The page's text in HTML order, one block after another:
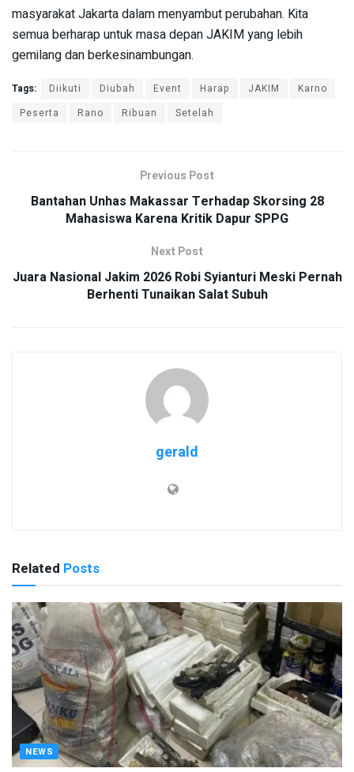
masyarakat Jakarta dalam menyambut perubahan. Kita
semua berharap untuk masa depan JAKIM yang lebih
gemilang dan berkesinambungan.
Tags: Diikuti Diubah Event Harap JAKIM
Karno
Peserta
Rano Ribuan Setelah
Previous Post
Bantahan Unhas Makassar Terhadap Skorsing 28
Mahasiswa Karena Kritik Dapur SPPG
Next Post
Juara Nasional Jakim 2026 Robi Syianturi Meski Pernah
Berhenti Tunaikan Salat Subuh
gerald
Related Posts
NEWS